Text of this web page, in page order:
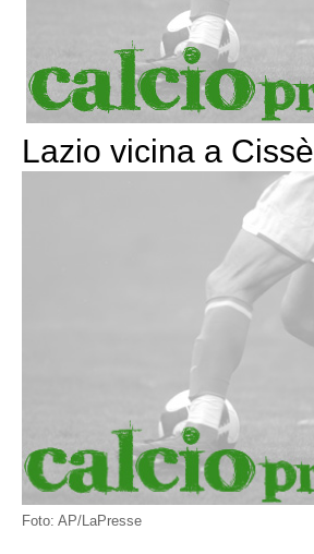
Lazio vicina a Cissè
Foto: AP/LaPresse